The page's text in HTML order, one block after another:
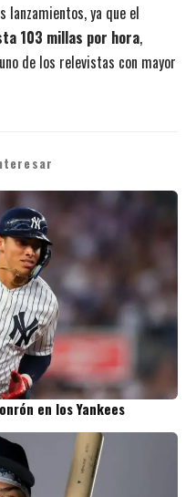
lanzamientos, ya que el
103 millas por hora,
de los relevistas con mayor
en los Yankees